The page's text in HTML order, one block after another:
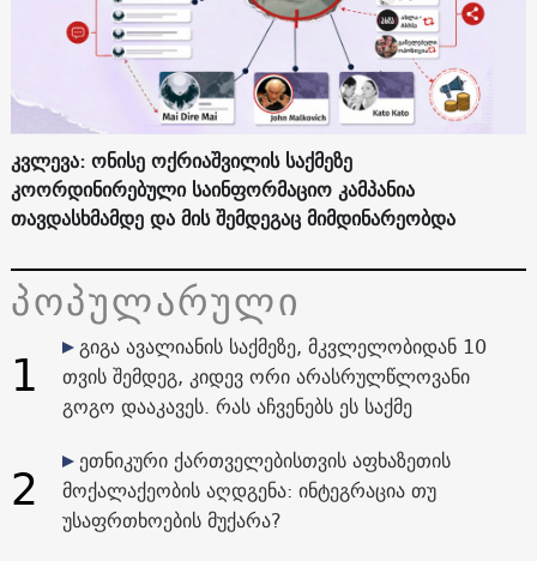
კვლევა: ონისე ოქრიაშვილის საქმეზე
კოორდინირებული საინფორმაციო კამპანია
თავდასხმამდე და მის შემდეგაც მიმდინარეობდა
პოპულარული
1
გიგა ავალიანის საქმეზე, მკვლელობიდან 10
თვის შემდეგ, კიდევ ორი არასრულწლოვანი
გოგო დააკავეს. რას აჩვენებს ეს საქმე
2
ეთნიკური ქართველებისთვის აფხაზეთის
მოქალაქეობის აღდგენა: ინტეგრაცია თუ
უსაფრთხოების მუქარა?